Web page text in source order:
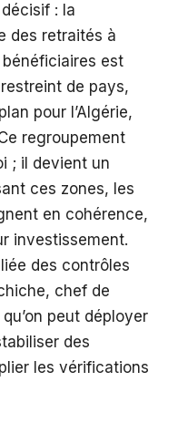
: la
des retraités à
bénéficiaires est
de pays,
pour l’Algérie,
regroupement
; il devient un
ces zones, les
en cohérence,
investissement.
des contrôles
chef de
peut déployer
des
les vérifications